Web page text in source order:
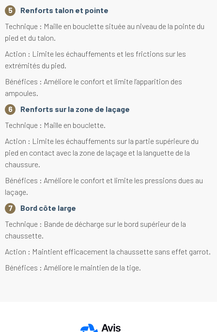
Renforts talon et pointe
Technique : Maille en bouclette située au niveau de la pointe du
pied et du talon.
Action : Limite les échauffements et les frictions sur les
extrémités du pied.
Bénéfices : Améliore le confort et limite l’apparition des
ampoules.
Renforts sur la zone de laçage
Technique : Maille en bouclette.
Action : Limite les échauffements sur la partie supérieure du
pied en contact avec la zone de laçage et la languette de la
chaussure.
Bénéfices : Améliore le confort et limite les pressions dues au
laçage.
Bord côte large
Technique : Bande de décharge sur le bord supérieur de la
chaussette.
Action : Maintient efficacement la chaussette sans effet garrot.
Bénéfices : Améliore le maintien de la tige.